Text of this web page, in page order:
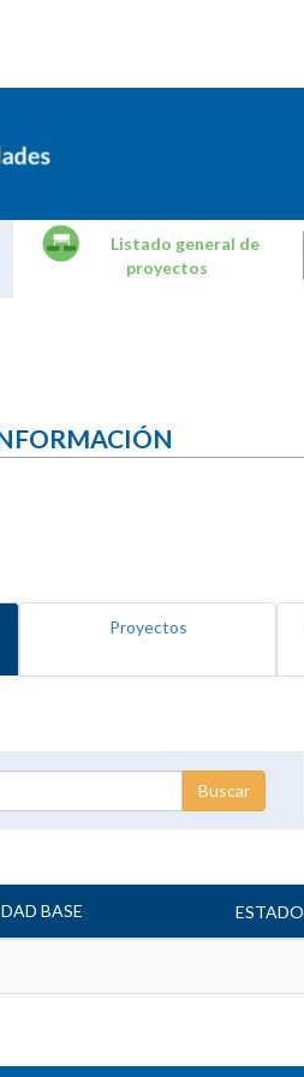
Listado general de
proyectos
Proyectos
BASE ESTADO